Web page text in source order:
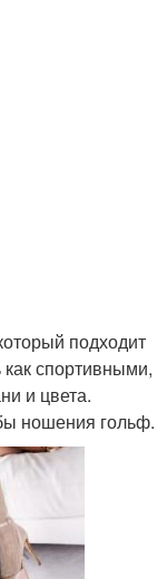
подходит
спортивными,
и цвета.
ношения гольф.